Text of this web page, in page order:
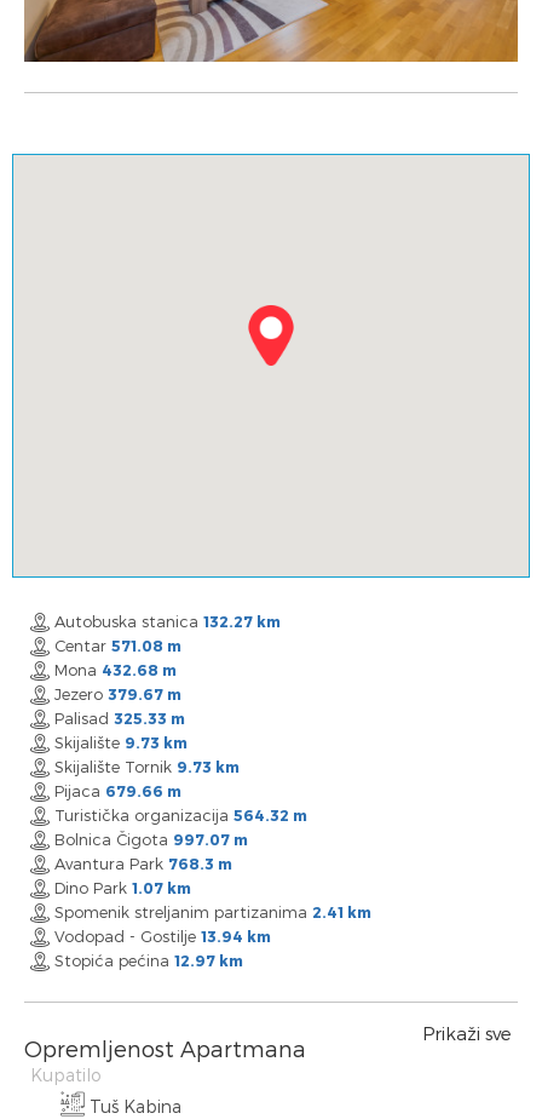
Autobuska stanica 132.27 km
Centar 571.08 m
Mona 432.68 m
Jezero 379.67 m
Palisad 325.33 m
Skijalište 9.73 km
Skijalište Tornik 9.73 km
Pijaca 679.66 m
Turistička organizacija 564.32 m
Bolnica Čigota 997.07 m
Avantura Park 768.3 m
Dino Park 1.07 km
Spomenik streljanim partizanima 2.41 km
Vodopad - Gostilje 13.94 km
Stopića pećina 12.97 km
Opremljenost Apartmana
Prikaži sve
Kupatilo
Tuš Kabina